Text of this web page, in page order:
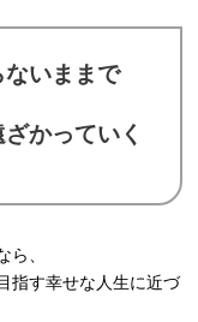
いままで
かっていく
ら、
指す幸せな人生に近づ